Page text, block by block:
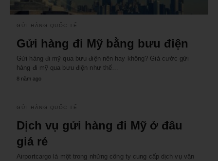
GỬI HÀNG QUỐC TẾ
Gửi hàng đi Mỹ bằng bưu điện
Gửi hàng đi mỹ qua bưu điện nên hay không? Giá cước gửi
hàng đi mỹ qua bưu điện như thế…
8 năm ago
GỬI HÀNG QUỐC TẾ
Dịch vụ gửi hàng đi Mỹ ở đâu
giá rẻ
Airportcargo là một trong những công ty cung cấp dịch vụ vận